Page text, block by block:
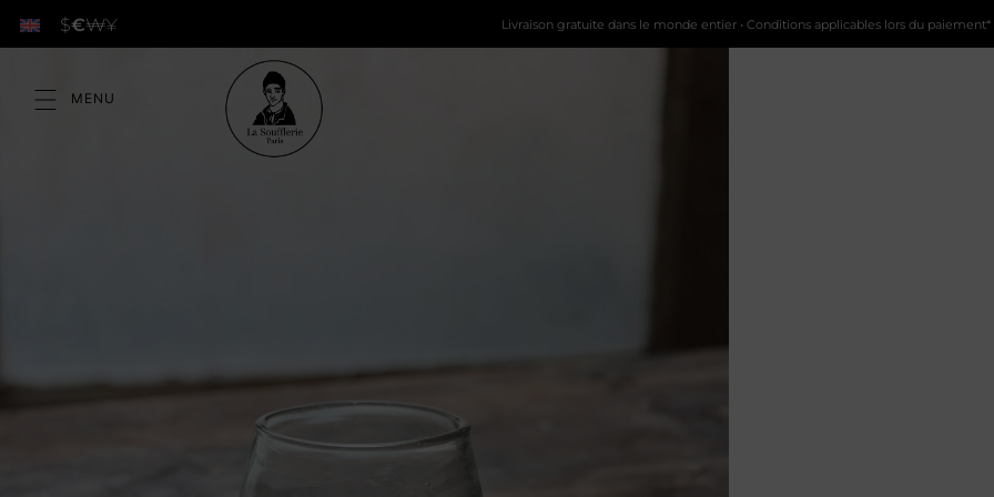
$€₩¥ Livraison gratuite dans le monde entier • Conditions applicables lors du paiement*